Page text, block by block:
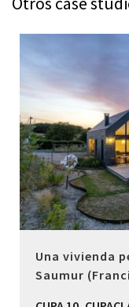
Una vivienda
Saumur